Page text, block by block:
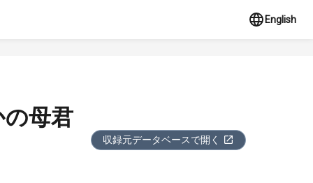
English
の母君
収録元データベースで開く